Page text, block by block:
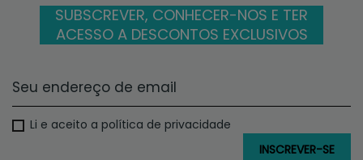
SUBSCREVER, CONHECER-NOS E TER
ACESSO A DESCONTOS EXCLUSIVOS
Li e aceito a política de privacidade